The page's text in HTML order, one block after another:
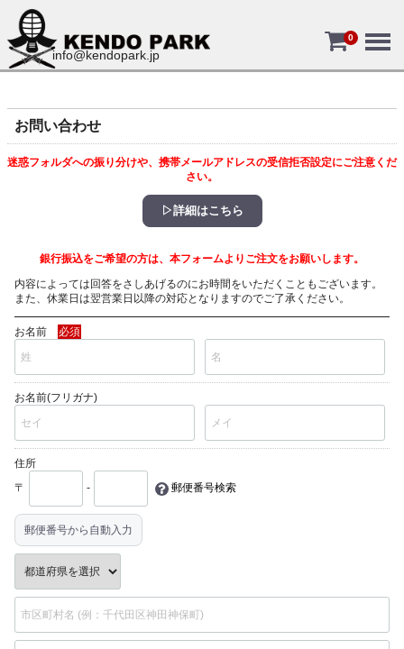
info@kendopark.jp
0
お問い合わせ
迷惑フォルダへの振り分けや、携帯メールアドレスの受信拒否設定にご注意くだ
さい。
▷詳細はこちら
銀行振込をご希望の方は、本フォームよりご注文をお願いします。
内容によっては回答をさしあげるのにお時間をいただくこともございます。
また、休業日は翌営業日以降の対応となりますのでご了承ください。
お名前 必須
お名前(フリガナ)
住所
〒
- 郵便番号検索
郵便番号から自動入力